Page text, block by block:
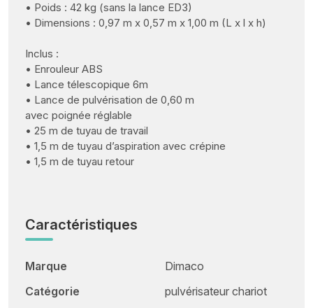
• Poids : 42 kg (sans la lance ED3)
• Dimensions : 0,97 m x 0,57 m x 1,00 m (L x l x h)
Inclus :
• Enrouleur ABS
• Lance télescopique 6m
• Lance de pulvérisation de 0,60 m
avec poignée réglable
• 25 m de tuyau de travail
• 1,5 m de tuyau d’aspiration avec crépine
• 1,5 m de tuyau retour
Caractéristiques
Marque
Dimaco
Catégorie
pulvérisateur chariot